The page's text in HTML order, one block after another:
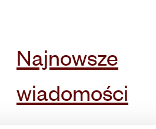
Najnowsze
wiadomości